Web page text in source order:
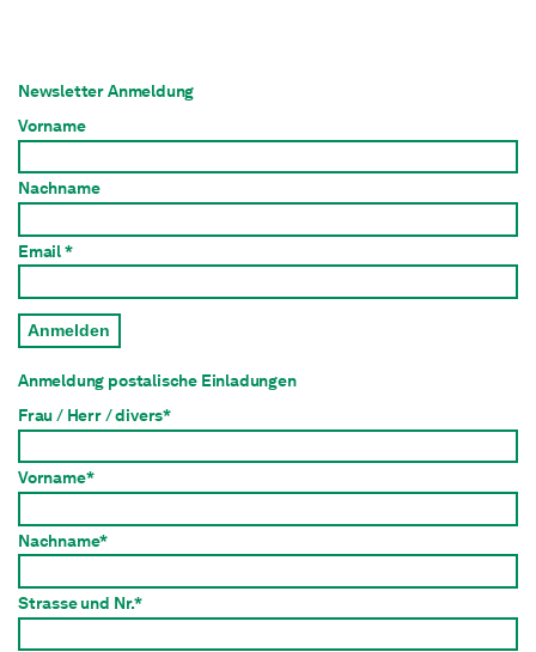
Newsletter Anmeldung
Vorname
Nachname
Email *
Anmelden
Anmeldung postalische Einladungen
Frau / Herr / divers*
Vorname*
Nachname*
Strasse und Nr.*